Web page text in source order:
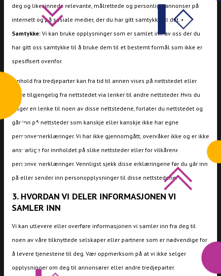
deg og likesinnede relevante, målrettede og personlige annonser på
internett og på sosiale medier, der du har gitt samtykke til det. •
Samtykke: Vi kan bruke opplysninger som er samlet inn av oss der du
har gitt oss samtykke til å bruke dem til et bestemt formål som ikke er
spesifisert ovenfor.
Innhold fra tredjeparter kan fra tid til annen vises på nettstedet eller
være tilgjengelig fra nettstedet via lenker til andre nettsteder. Hvis du
følger en lenke til noen av disse nettstedene, forlater du nettstedet og
går inn på nettsteder som kanskje eller kanskje ikke har egne
personvernerklæringer. Vi har ikke gjennomgått, overvåker ikke og er ikke
ansvarlige for innholdet på slike nettsteder eller for vilkårene i deres
personvernerklæringer. Vennligst sjekk disse erklæringene før du går inn
på eller sender inn personopplysninger til disse nettstedene.
3. HVORDAN VI DELER INFORMASJONEN VI
SAMLER INN
Vi kan utlevere eller overføre informasjonen vi samler inn fra deg til
noen av våre tilknyttede selskaper eller partnere som er nødvendige for
å levere tjenestene til deg. Vær oppmerksom på at vi ikke selger
opplysninger om deg til annonsører eller andre tredjeparter.